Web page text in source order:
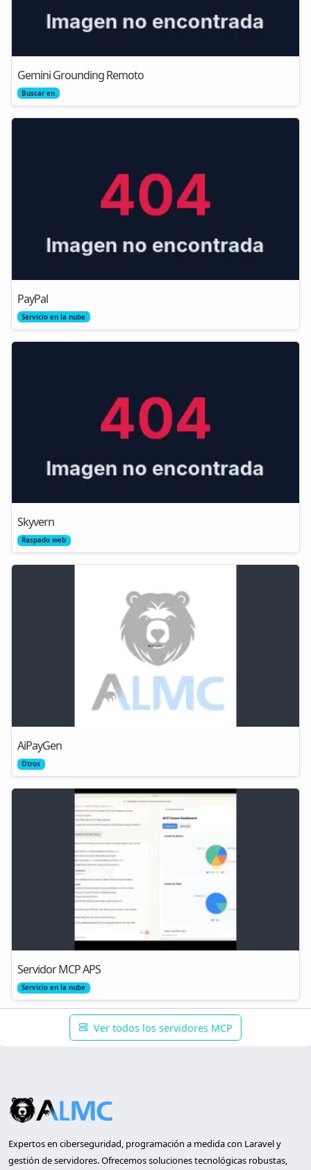
Gemini Grounding Remoto
Buscar en
PayPal
Servicio en la nube
Skyvern
Raspado web
AiPayGen
Otros
Servidor MCP APS
Servicio en la nube
Ver todos los servidores MCP
Expertos en ciberseguridad, programación a medida con Laravel y
gestión de servidores. Ofrecemos soluciones tecnológicas robustas,